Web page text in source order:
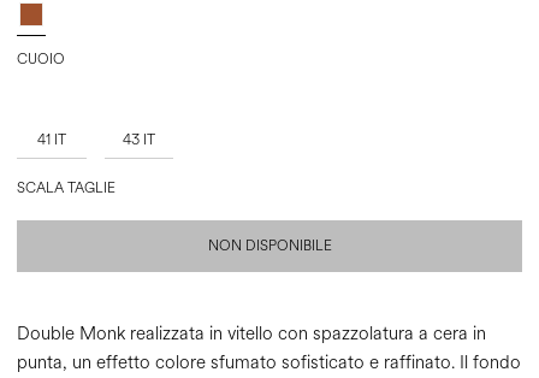
CUOIO
41 IT 43 IT
SCALA TAGLIE
NON DISPONIBILE
Double Monk realizzata in vitello con spazzolatura a cera in
punta, un effetto colore sfumato sofisticato e raffinato. Il fondo